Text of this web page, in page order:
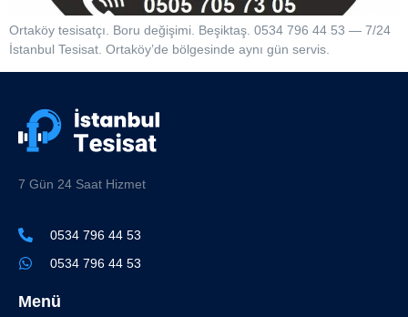
Ortaköy tesisatçı. Boru değişimi. Beşiktaş. 0534 796 44 53 — 7/24
İstanbul Tesisat. Ortaköy’de bölgesinde aynı gün servis.
7 Gün 24 Saat Hizmet
0534 796 44 53
0534 796 44 53
Menü